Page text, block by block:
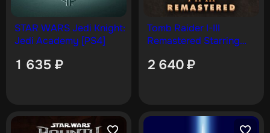
STAR WARS Jedi Knight:
Jedi Academy [PS4]
1 635 ₽
Tomb Raider I-III
Remastered Starring
2 640₽